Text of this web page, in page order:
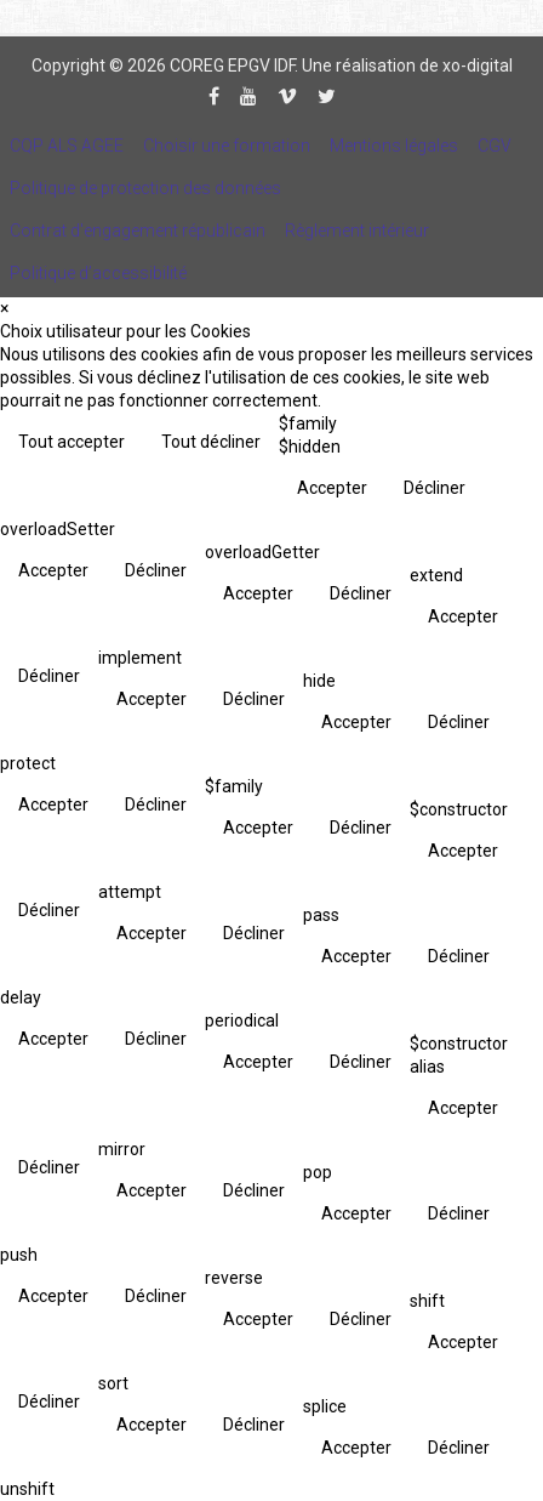
Copyright © 2026 COREG EPGV IDF. Une réalisation de xo-digital
CQP ALS AGEE Choisir une formation Mentions légales CGV
Politique de protection des données
Contrat d'engagement républicain Règlement intérieur
Politique d’accessibilité
×
Choix utilisateur pour les Cookies
Nous utilisons des cookies afin de vous proposer les meilleurs services
possibles. Si vous déclinez l'utilisation de ces cookies, le site web
pourrait ne pas fonctionner correctement.
Tout accepter Tout décliner
$family
$hidden
Accepter Décliner
overloadSetter
Accepter Décliner
overloadGetter
Accepter Décliner
extend
Accepter
Décliner
implement
Accepter Décliner
hide
Accepter Décliner
protect
Accepter Décliner
$family
Accepter Décliner
$constructor
Accepter
Décliner
attempt
Accepter Décliner
pass
Accepter Décliner
delay
Accepter Décliner
periodical
Accepter Décliner
$constructor
alias
Accepter
Décliner
mirror
Accepter Décliner
pop
Accepter Décliner
push
Accepter Décliner
reverse
Accepter Décliner
shift
Accepter
Décliner
sort
Accepter Décliner
splice
Accepter Décliner
unshift